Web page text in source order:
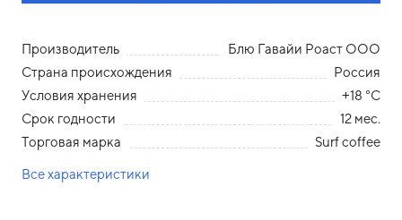
Производитель
Блю Гавайи Роаст ООО
Страна происхождения
Россия
Условия хранения
+18 °С
Срок годности
12 мес.
Торговая марка
Surf coffee
Все характеристики